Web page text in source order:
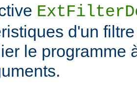
d'un
le programme